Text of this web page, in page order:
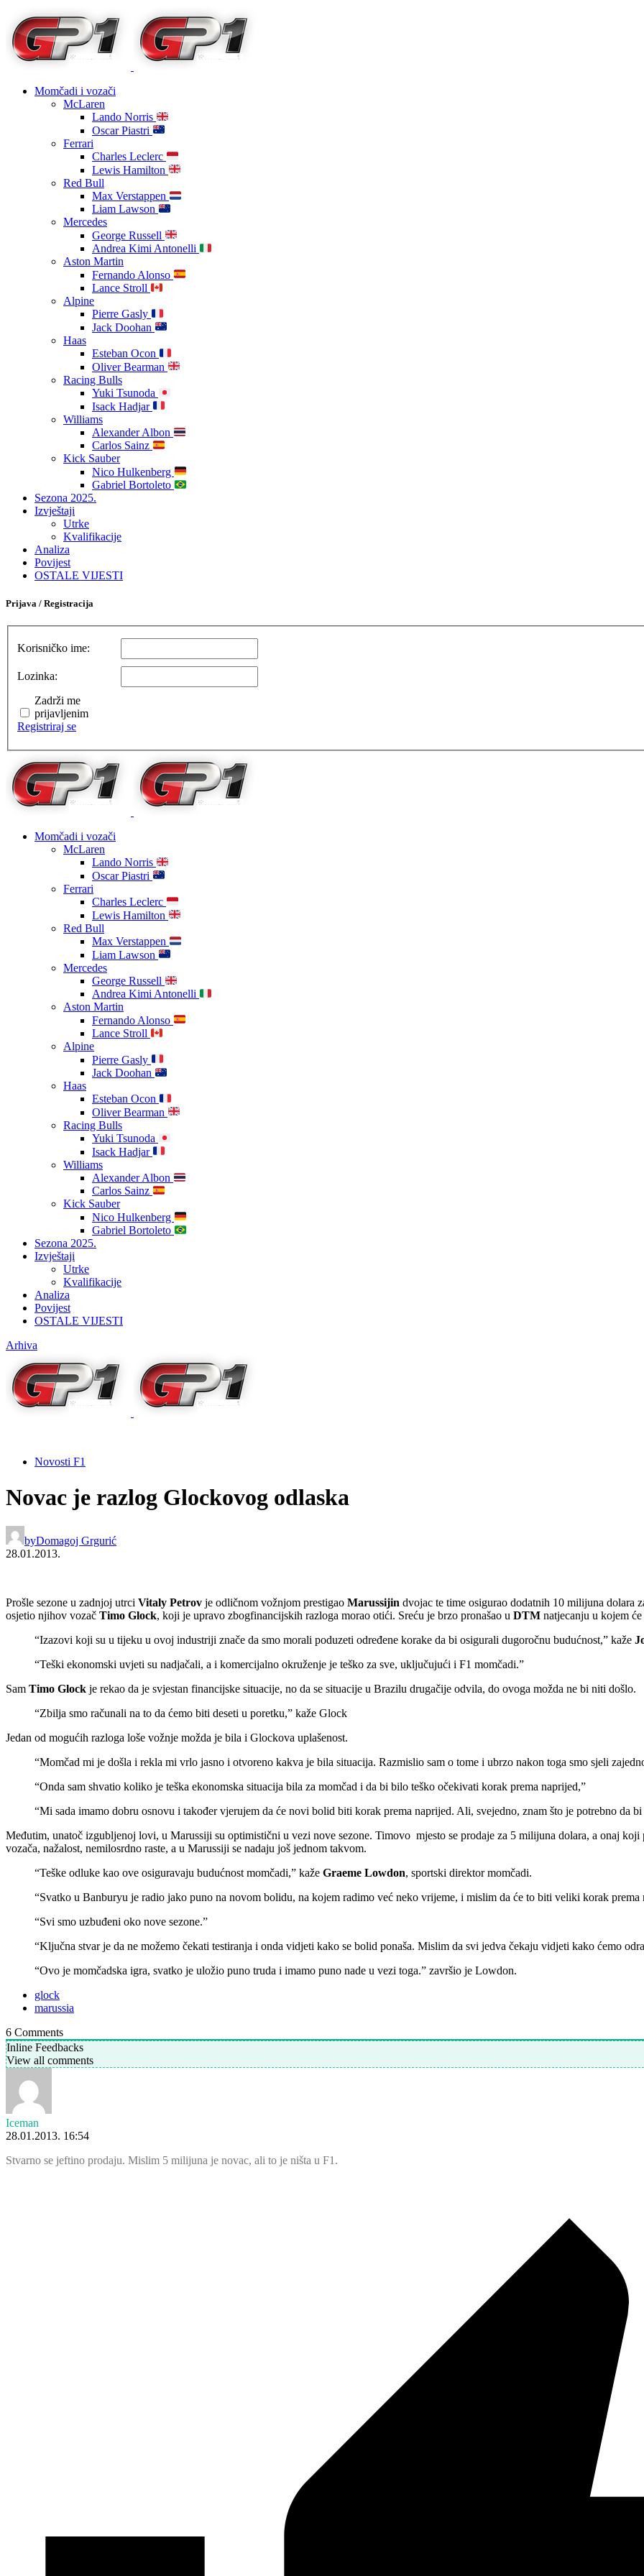
Momčadi i vozači
McLaren
Lando Norris
Oscar Piastri
Ferrari
Charles Leclerc
Lewis Hamilton
Red Bull
Max Verstappen
Liam Lawson
Mercedes
George Russell
Andrea Kimi Antonelli
Aston Martin
Fernando Alonso
Lance Stroll
Alpine
Pierre Gasly
Jack Doohan
Haas
Esteban Ocon
Oliver Bearman
Racing Bulls
Yuki Tsunoda
Isack Hadjar
Williams
Alexander Albon
Carlos Sainz
Kick Sauber
Nico Hulkenberg
Gabriel Bortoleto
Sezona 2025.
Izvještaji
Utrke
Kvalifikacije
Analiza
Povijest
OSTALE VIJESTI
Prijava / Registracija
Korisničko ime:
Lozinka:
Zadrži me
prijavljenim
Registriraj se
Momčadi i vozači
McLaren
Lando Norris
Oscar Piastri
Ferrari
Charles Leclerc
Lewis Hamilton
Red Bull
Max Verstappen
Liam Lawson
Mercedes
George Russell
Andrea Kimi Antonelli
Aston Martin
Fernando Alonso
Lance Stroll
Alpine
Pierre Gasly
Jack Doohan
Haas
Esteban Ocon
Oliver Bearman
Racing Bulls
Yuki Tsunoda
Isack Hadjar
Williams
Alexander Albon
Carlos Sainz
Kick Sauber
Nico Hulkenberg
Gabriel Bortoleto
Sezona 2025.
Izvještaji
Utrke
Kvalifikacije
Analiza
Povijest
OSTALE VIJESTI
Arhiva
Novosti F1
Novac je razlog Glockovog odlaska
byDomagoj Grgurić
28.01.2013.
Prošle sezone u zadnjoj utrci Vitaly Petrov je odličnom vožnjom prestigao Marussijin dvojac te time osigurao dodatnih 10 milijuna dolara
osjetio njihov vozač Timo Glock, koji je upravo zbogfinancijskih razloga morao otići. Sreću je brzo pronašao u DTM natjecanju u kojem
“Izazovi koji su u tijeku u ovoj industriji znače da smo morali poduzeti određene korake da bi osigurali dugoročnu budućnost,” kaže
“Teški ekonomski uvjeti su nadjačali, a i komercijalno okruženje je teško za sve, uključujući i F1 momčadi.”
Sam Timo Glock je rekao da je svjestan financijske situacije, no da se situacije u Brazilu drugačije odvila, do ovoga možda ne bi niti došlo.
“Zbilja smo računali na to da ćemo biti deseti u poretku,” kaže Glock
Jedan od mogućih razloga loše vožnje možda je bila i Glockova uplašenost.
“Momčad mi je došla i rekla mi vrlo jasno i otvoreno kakva je bila situacija. Razmislio sam o tome i ubrzo nakon toga smo sjeli
“Onda sam shvatio koliko je teška ekonomska situacija bila za momčad i da bi bilo teško očekivati korak prema naprijed,”
“Mi sada imamo dobru osnovu i također vjerujem da će novi bolid biti korak prema naprijed. Ali, svejedno, znam što je potrebno da
Međutim, unatoč izgubljenoj lovi, u Marussiji su optimistični u vezi nove sezone. Timovo mjesto se prodaje za 5 milijuna dolara, a onaj
vozača, nažalost, nemilosrdno raste, a u Marussiji se nadaju još jednom takvom.
“Teške odluke kao ove osiguravaju budućnost momčadi,” kaže Graeme Lowdon, sportski direktor momčadi.
“Svatko u Banburyu je radio jako puno na novom bolidu, na kojem radimo već neko vrijeme, i mislim da će to biti veliki korak prema
“Svi smo uzbuđeni oko nove sezone.”
“Ključna stvar je da ne možemo čekati testiranja i onda vidjeti kako se bolid ponaša. Mislim da svi jedva čekaju vidjeti kako ćemo
“Ovo je momčadska igra, svatko je uložio puno truda i imamo puno nade u vezi toga.” završio je Lowdon.
glock
marussia
6 Comments
Inline Feedbacks
View all comments
Iceman
28.01.2013. 16:54
Stvarno se jeftino prodaju. Mislim 5 milijuna je novac, ali to je ništa u F1.